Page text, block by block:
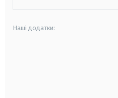
Наші додатки: